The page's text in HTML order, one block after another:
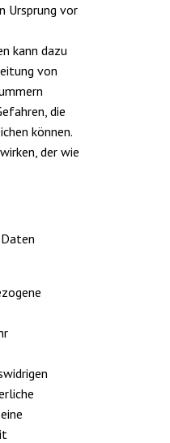
Ursprung vor
kann dazu
von
die
können.
der wie